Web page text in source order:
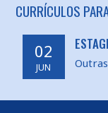
CURRÍCULOS
02
JUN